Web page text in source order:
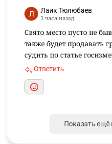
Лаик Тюлюбаев
3 часа назад
Свято место пусто не
также будет продавать
судить по статье
Ответить
Показать ещё